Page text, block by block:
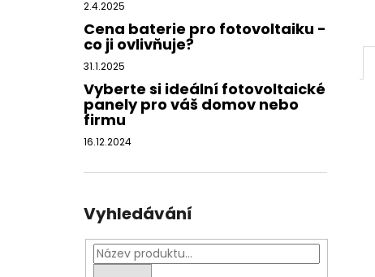
2.4.2025
Cena baterie pro fotovoltaiku -
co ji ovlivňuje?
31.1.2025
Vyberte si ideální fotovoltaické
panely pro váš domov nebo
firmu
16.12.2024
Vyhledávání